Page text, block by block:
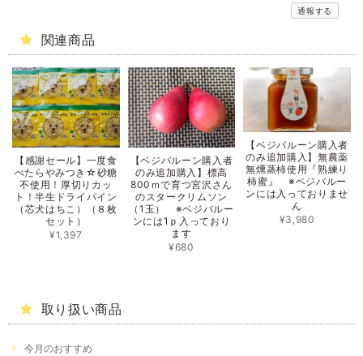
通報する
関連商品
【感謝セール】一度食
べたらやみつき☆砂糖
不使用！厚切りカッ
ト！半生ドライパイン
（芯犬はちこ）（８枚
セット）
¥1,397
【ベジバルーン購入者
のみ追加購入】標高
800ｍで育つ宮沢さん
のスタークリムソン
（1玉） ※ベジバルー
ンには1ｐ入っており
ます
¥680
【ベジバルーン購入者
のみ追加購入】無農薬
無燻蒸柿使用『熟練り
柿蜜』 ※ベジバルー
ンには入っておりませ
ん
¥3,980
取り扱い商品
今月のおすすめ